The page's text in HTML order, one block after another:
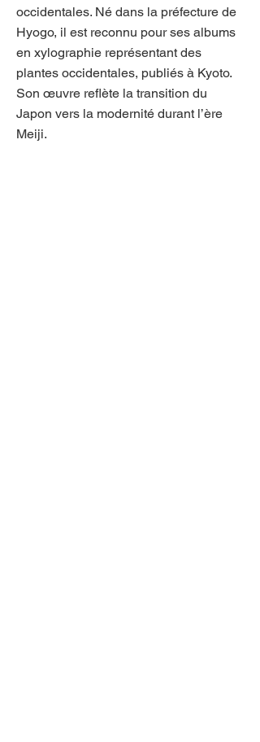
occidentales. Né dans la préfecture de
Hyogo, il est reconnu pour ses albums
en xylographie représentant des
plantes occidentales, publiés à Kyoto.
Son œuvre reflète la transition du
Japon vers la modernité durant l’ère
Meiji.